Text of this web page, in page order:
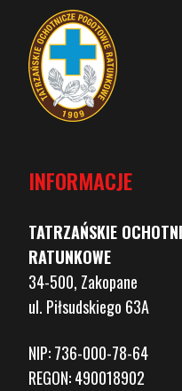
INFORMACJE
TATRZAŃSKIE
RATUNKOWE
34-500, Zakopane
ul. Piłsudskiego 63A
NIP: 736-000-78-64
REGON: 490018902